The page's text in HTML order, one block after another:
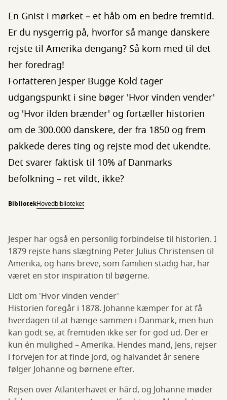
En Gnist i mørket – et håb om en bedre fremtid.
Er du nysgerrig på, hvorfor så mange danskere
rejste til Amerika dengang? Så kom med til det
her foredrag!
Forfatteren Jesper Bugge Kold tager
udgangspunkt i sine bøger 'Hvor vinden vender'
og 'Hvor ilden brænder' og fortæller historien
om de 300.000 danskere, der fra 1850 og frem
pakkede deres ting og rejste mod det ukendte.
Det svarer faktisk til 10% af Danmarks
befolkning – ret vildt, ikke?
BibliotekHovedbiblioteket
Jesper har også en personlig forbindelse til historien. I
1879 rejste hans slægtning Peter Julius Christensen til
Amerika, og hans breve, som familien stadig har, har
været en stor inspiration til bøgerne.
Lidt om 'Hvor vinden vender'
Historien foregår i 1878. Johanne kæmper for at få
hverdagen til at hænge sammen i Danmark, men hun
kan godt se, at fremtiden ikke ser for god ud. Der er
kun én mulighed – Amerika. Hendes mand, Jens, rejser
i forvejen for at finde jord, og halvandet år senere
følger Johanne og børnene efter.
Rejsen over Atlanterhavet er hård, og Johanne møder